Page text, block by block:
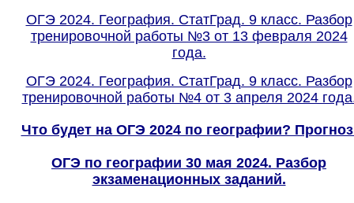
ОГЭ 2024. География. СтатГрад. 9 класс. Разбор
тренировочной работы №3 от 13 февраля 2024
года.
ОГЭ 2024. География. СтатГрад. 9 класс. Разбор
тренировочной работы №4 от 3 апреля 2024
Что будет на ОГЭ 2024 по географии?
ОГЭ по географии 30 мая 2024. Разбор
экзаменационных заданий.